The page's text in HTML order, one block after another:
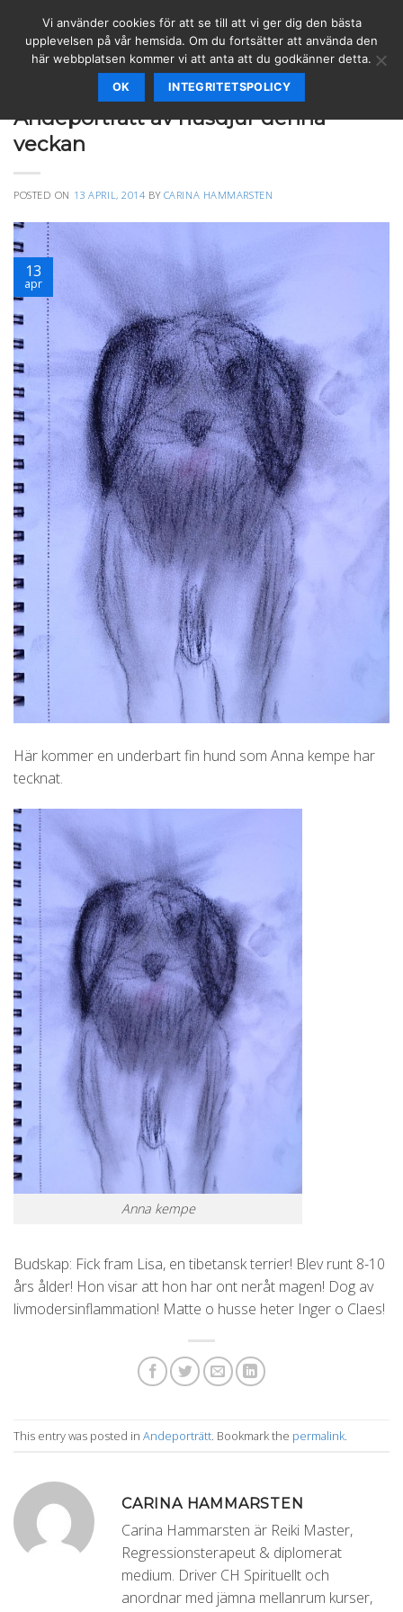
content
Andeporträtt av husdjur denna
veckan
POSTED ON 13 APRIL, 2014 BY CARINA HAMMARSTEN
13
apr
Här kommer en underbart fin hund som Anna kempe har
tecknat.
Anna kempe
Budskap: Fick fram Lisa, en tibetansk terrier! Blev runt 8-10
års ålder! Hon visar att hon har ont neråt magen! Dog av
livmodersinflammation! Matte o husse heter Inger o Claes!
This entry was posted in Andeporträtt . Bookmark the permalink
CARINA HAMMARSTEN
Carina Hammarsten är Reiki Master,
Regressionsterapeut & diplomerat
medium. Driver CH Spirituellt och
anordnar med jämna mellanrum kurser,
Vi använder cookies för att se till att vi ger dig den bästa
upplevelsen på vår hemsida. Om du fortsätter att använda den
här webbplatsen kommer vi att anta att du godkänner detta.
OK INTEGRITETSPOLICY